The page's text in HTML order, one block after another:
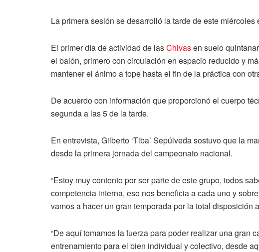
La primera sesión se desarrolló la tarde de este
El primer día de actividad de lasChivasen suelo
el balón, primero con circulación en espacio reducido y
mantener el ánimo a tope hasta el fin de la práctica con
De acuerdo con información que proporcionó el cuerpo
segunda a las 5 de la tarde.
En entrevista, Gilberto ‘Tiba’ Sepúlveda sostuvo que la
desde la primera jornada del campeonato nacional.
“Estoy muy contento por ser parte de este grupo, todos
competencia interna, eso nos beneficia a cada uno y
vamos a hacer un gran temporada por la total disposición
“De aquí tomamos la fuerza para poder realizar una gran
entrenamiento para el bien individual y colectivo, desde